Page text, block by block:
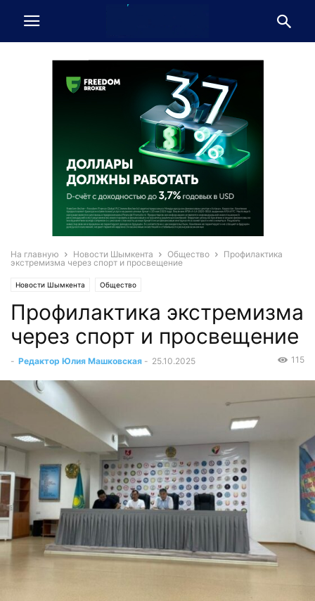
На главную Новости Шымкента Общество
Профилактика
экстремизма через спорт и просвещение
Новости Шымкента Общество
Профилактика экстремизма
через спорт и просвещение
- Редактор Юлия Машковская - 25.10.2025 115